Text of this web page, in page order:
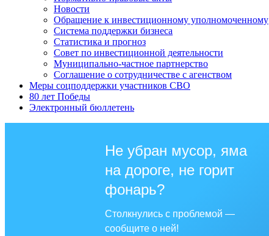
Новости
Обращение к инвестиционному уполномоченному
Система поддержки бизнеса
Статистика и прогноз
Совет по инвестиционной деятельности
Муниципально-частное партнерство
Соглашение о сотрудничестве с агенством
Меры соцподдержки участников СВО
80 лет Победы
Электронный бюллетень
Не убран мусор, яма
на дороге, не горит
фонарь?
Столкнулись с проблемой —
сообщите о ней!